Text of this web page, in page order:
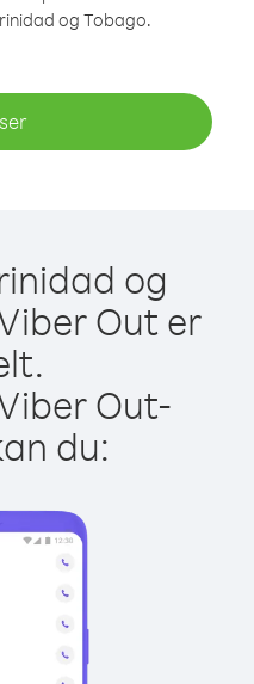
og Tobago.
og
Out er
Out-
du: